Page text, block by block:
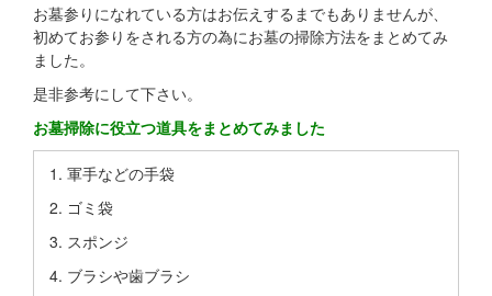
お墓参りになれている方はお伝えするまでもありませんが、
初めてお参りをされる方の為にお墓の掃除方法をまとめてみ
ました。
是非参考にして下さい。
お墓掃除に役立つ道具をまとめてみました
軍手などの手袋
ゴミ袋
スポンジ
ブラシや歯ブラシ